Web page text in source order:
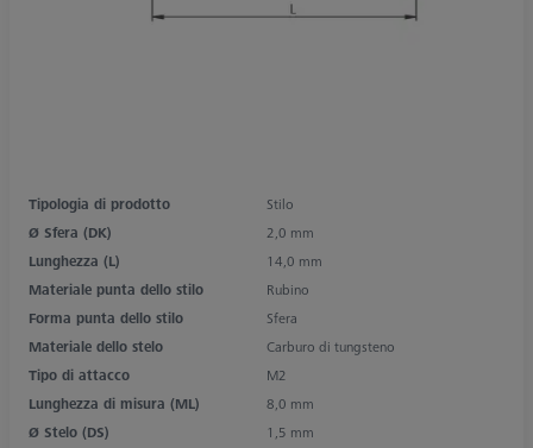
Tipologia di prodotto
Stilo
Ø Sfera (DK)
2,0 mm
Lunghezza (L)
14,0 mm
Materiale punta dello stilo
Rubino
Forma punta dello stilo
Sfera
Materiale dello stelo
Carburo di tungsteno
Tipo di attacco
M2
Lunghezza di misura (ML)
8,0 mm
Ø Stelo (DS)
1,5 mm